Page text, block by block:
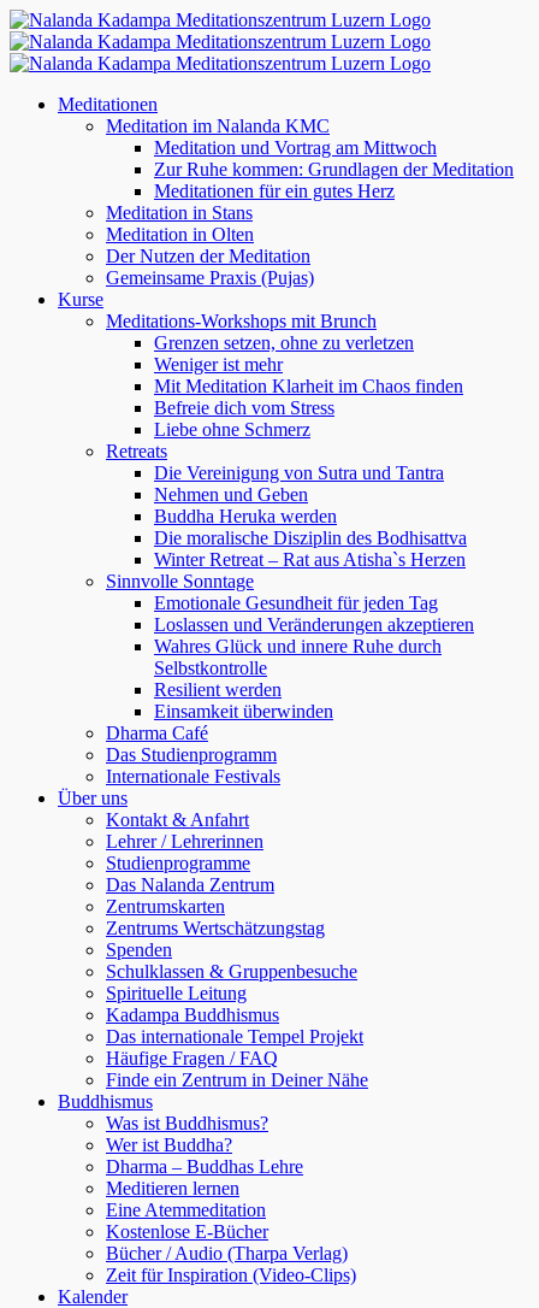
Zum
Inhalt
springen
Meditationen
Meditation im Nalanda KMC
Meditation und Vortrag am Mittwoch
Zur Ruhe kommen: Grundlagen der Meditation
Meditationen für ein gutes Herz
Meditation in Stans
Meditation in Olten
Der Nutzen der Meditation
Gemeinsame Praxis (Pujas)
Kurse
Meditations-Workshops mit Brunch
Grenzen setzen, ohne zu verletzen
Weniger ist mehr
Mit Meditation Klarheit im Chaos finden
Befreie dich vom Stress
Liebe ohne Schmerz
Retreats
Die Vereinigung von Sutra und Tantra
Nehmen und Geben
Buddha Heruka werden
Die moralische Disziplin des Bodhisattva
Winter Retreat – Rat aus Atisha`s Herzen
Sinnvolle Sonntage
Emotionale Gesundheit für jeden Tag
Loslassen und Veränderungen akzeptieren
Wahres Glück und innere Ruhe durch
Selbstkontrolle
Resilient werden
Einsamkeit überwinden
Dharma Café
Das Studienprogramm
Internationale Festivals
Über uns
Kontakt & Anfahrt
Lehrer / Lehrerinnen
Studienprogramme
Das Nalanda Zentrum
Zentrumskarten
Zentrums Wertschätzungstag
Spenden
Schulklassen & Gruppenbesuche
Spirituelle Leitung
Kadampa Buddhismus
Das internationale Tempel Projekt
Häufige Fragen / FAQ
Finde ein Zentrum in Deiner Nähe
Buddhismus
Was ist Buddhismus?
Wer ist Buddha?
Dharma – Buddhas Lehre
Meditieren lernen
Eine Atemmeditation
Kostenlose E-Bücher
Bücher / Audio (Tharpa Verlag)
Zeit für Inspiration (Video-Clips)
Kalender